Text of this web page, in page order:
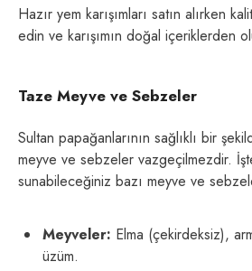
Hazır yem karışımları satın alırken
edin ve karışımın doğal içeriklerden
Taze Meyve ve Sebzeler
Sultan papağanlarının sağlıklı bir
meyve ve sebzeler vazgeçilmezdir.
sunabileceğiniz bazı meyve ve
Meyveler: Elma (çekirdeksiz),
üzüm.